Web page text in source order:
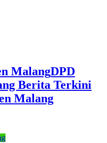
DPD
Berita Terkini
Malang